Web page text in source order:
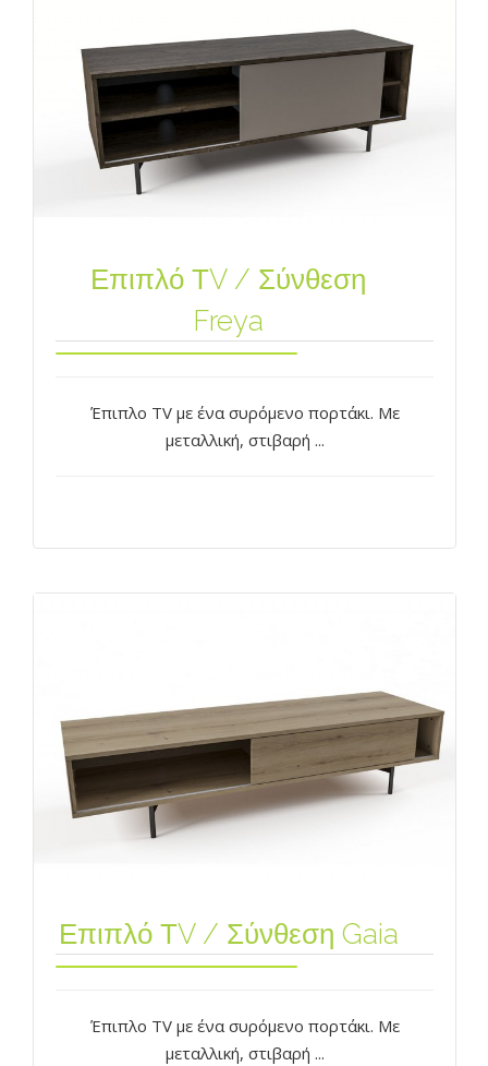
Επιπλό ΤV / Σύνθεση
Freya
Έπιπλο TV με ένα συρόμενo πορτάκι. Με
μεταλλική, στιβαρή ...
Επιπλό ΤV / Σύνθεση Gaia
Έπιπλο TV με ένα συρόμενo πορτάκι. Με
μεταλλική, στιβαρή ...